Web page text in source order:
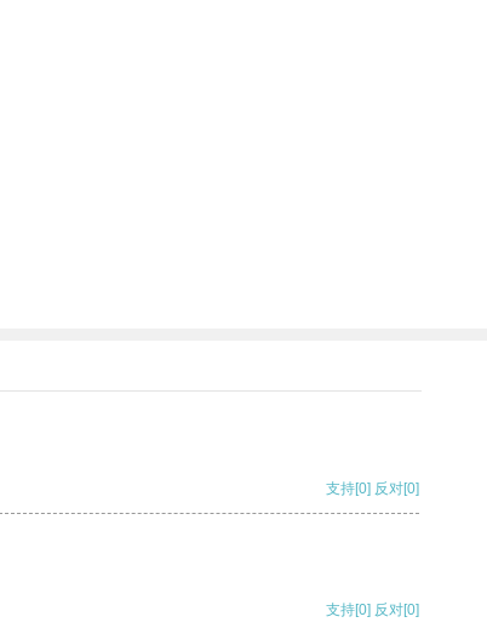
支持[0] 反对[0]
支持[0] 反对[0]